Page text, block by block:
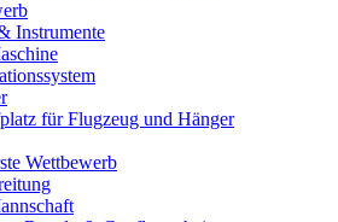
Instrumente
für Flugzeug und Hänger
Wettbewerb